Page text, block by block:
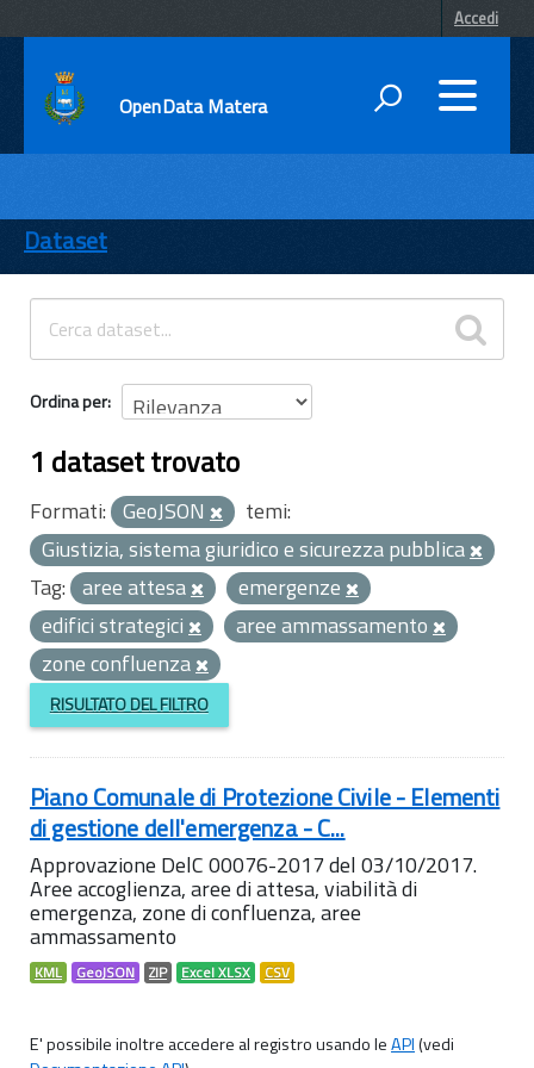
Accedi
OpenData Matera
ENTI
TEMI
INFORMAZIONI
Dataset
Ordina per
1 dataset trovato
Formati: GeoJSON
temi:
Giustizia, sistema giuridico e sicurezza pubblica
Tag: aree attesa
emergenze
edifici strategici
aree ammassamento
zone confluenza
RISULTATO DEL FILTRO
Piano Comunale di Protezione Civile - Elementi
di gestione dell'emergenza - C...
Approvazione DelC 00076-2017 del 03/10/2017.
Aree accoglienza, aree di attesa, viabilità di
emergenza, zone di confluenza, aree
ammassamento
KML GeoJSON ZIP Excel XLSX CSV
E' possibile inoltre accedere al registro usando leAPI(vedi